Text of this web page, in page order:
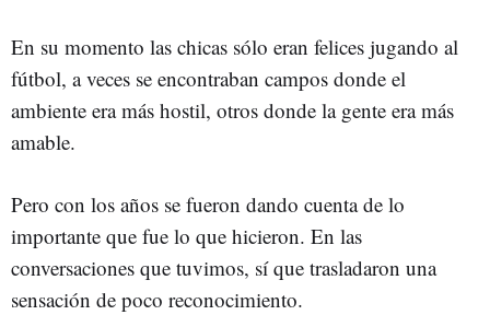
En su momento las chicas sólo eran felices jugando al
fútbol, a veces se encontraban campos donde el
ambiente era más hostil, otros donde la gente era más
amable.
Pero con los años se fueron dando cuenta de lo
importante que fue lo que hicieron. En las
conversaciones que tuvimos, sí que trasladaron una
sensación de poco reconocimiento.